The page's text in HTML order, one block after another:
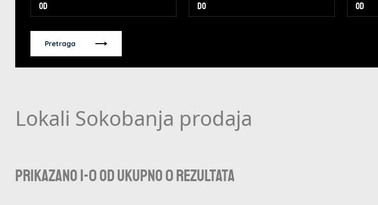
Pretraga
Lokali Sokobanja prodaja
Prikazano 1-0 od ukupno 0 rezultata